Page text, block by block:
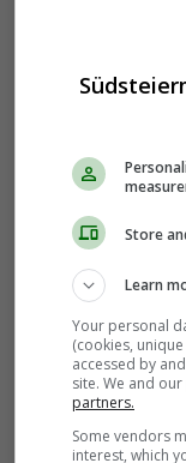
Store
Learn
Your personal
(cookies,
accessed by
site. We and
partners.
Some vendors
interest, which